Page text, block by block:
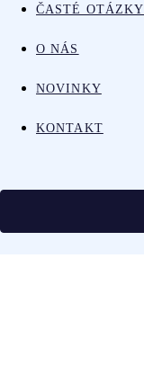
ČASTÉ OTÁZKY
O NÁS
NOVINKY
KONTAKT